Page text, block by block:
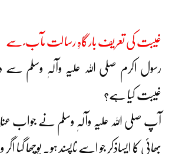
غیبت کی تعریف بارگاہِ رسالت مآب ؐ سے
رسول اکرم صلی اللہ علیہ وآلہٖ وسلم سے
غیبت کیا ہے؟
آپ صلی اللہ علیہ وآلہٖ وسلم نے جواب
بھائی کا ایساذکر جو اسے ناپسند ہو۔ پوچھا